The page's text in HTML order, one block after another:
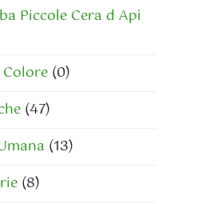
Piccole Cera d Api
(0)
(47)
(13)
(8)